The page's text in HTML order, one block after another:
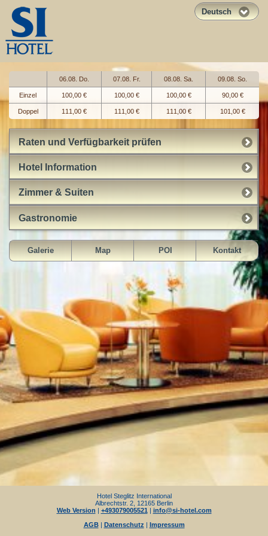
Deutsch
06.08. Do. 07.08. Fr. 08.08. Sa. 09.08. So.
Einzel 100,00 € 100,00 € 100,00 € 90,00 €
Doppel 111,00 € 111,00 € 111,00 € 101,00 €
Raten und Verfügbarkeit prüfen
Hotel Information
Zimmer & Suiten
Gastronomie
Galerie Map POI Kontakt
Hotel Steglitz International
Albrechtstr. 2, 12165 Berlin
Web Version | +493079005521 | info@si-hotel.com
AGB| Datenschutz | Impressum